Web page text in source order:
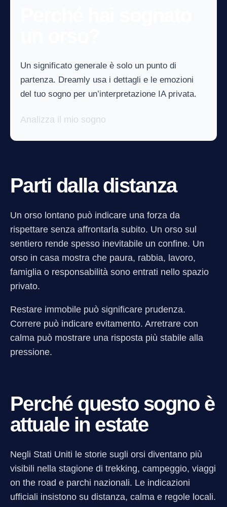
Un significato generale è solo un punto di
partenza. Dreamly usa i dettagli e le emozioni
del tuo sogno per un’interpretazione IA privata.
Analizza il mio sogno
Parti dalla distanza
Un orso lontano può indicare una forza da
rispettare senza affrontarla subito. Un orso sul
sentiero rende spesso inevitabile un confine. Un
orso in casa mostra che paura, rabbia, lavoro,
famiglia o responsabilità sono entrati nello spazio
privato.
Restare immobile può significare prudenza.
Correre può indicare evitamento. Arretrare con
calma può mostrare una risposta più stabile alla
pressione.
Perché questo sogno è
attuale in estate
Negli Stati Uniti le storie sugli orsi diventano più
visibili nella stagione di trekking, campeggio, viaggi
on the road e parchi nazionali. Le indicazioni
ufficiali insistono su distanza, calma e regole locali.